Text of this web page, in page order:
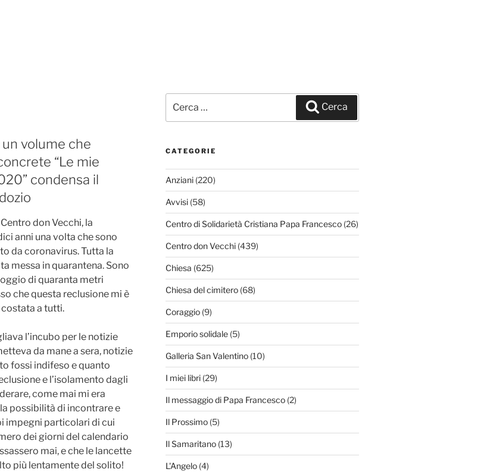
volume che
“Le mie
condensa il
don Vecchi, la
anni una volta che sono
da coronavirus. Tutta la
messa in quarantena. Sono
di quaranta metri
che questa reclusione mi è
a tutti.
l’incubo per le notizie
da mane a sera, notizie
fossi indifeso e quanto
e l’isolamento dagli
come mai mi era
possibilità di incontrare e
impegni particolari di cui
dei giorni del calendario
mai, e che le lancette
più lentamente del solito!
Cerca
CATEGORIE
Anziani(220)
Avvisi(58)
Centro di Solidarietà Cristiana Papa Francesco(26)
Centro don Vecchi(439)
Chiesa (625)
Chiesa del cimitero(68)
Coraggio(9)
Emporio solidale(5)
Galleria San Valentino(10)
I miei libri(29)
Il messaggio di Papa Francesco(2)
Il Prossimo(5)
Il Samaritano(13)
L'Angelo(4)